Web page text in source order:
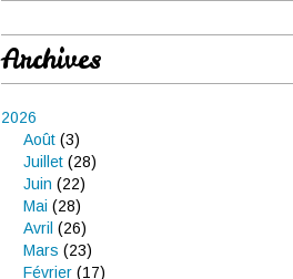
Archives
2026
Août (3)
Juillet (28)
Juin (22)
Mai (28)
Avril (26)
Mars (23)
Février (17)